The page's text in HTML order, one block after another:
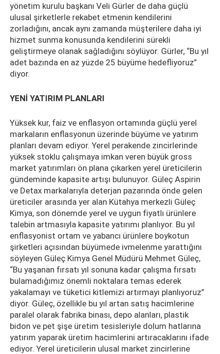
yönetim kurulu başkanı Veli Gürler de daha güçlü
ulusal şirketlerle rekabet etmenin kendilerini
zorladığını, ancak aynı zamanda müşterilere daha iyi
hizmet sunma konusunda kendilerini sürekli
geliştirmeye olanak sağladığını söylüyor. Gürler, “Bu yıl
adet bazında en az yüzde 25 büyüme hedefliyoruz”
diyor.
YENİ YATIRIM PLANLARI
Yüksek kur, faiz ve enflasyon ortamında güçlü yerel
markaların enflasyonun üzerinde büyüme ve yatırım
planları devam ediyor. Yerel perakende zincirlerinde
yüksek stoklu çalışmaya imkan veren büyük gross
market yatırımları ön plana çıkarken yerel üreticilerin
gündeminde kapasite artışı bulunuyor. Güleç Aspirin
ve Detax markalarıyla deterjan pazarında önde gelen
üreticiler arasında yer alan Kütahya merkezli Güleç
Kimya, son dönemde yerel ve uygun fiyatlı ürünlere
talebin artmasıyla kapasite yatırımı planlıyor. Bu yıl
enflasyonist ortam ve yabancı ürünlere boykotun
şirketleri açısından büyümede ivmelenme yarattığını
söyleyen Güleç Kimya Genel Müdürü Mehmet Güleç,
“Bu yaşanan fırsatı yıl sonuna kadar çalışma fırsatı
bulamadığımız önemli noktalara temas ederek
yakalamayı ve tüketici kitlemizi artırmayı planlıyoruz”
diyor. Güleç, özellikle bu yıl artan satış hacimlerine
paralel olarak fabrika binası, depo alanları, plastik
bidon ve pet şişe üretim tesisleriyle dolum hatlarına
yatırım yaparak üretim hacimlerini artıracaklarını ifade
ediyor. Yerel üreticilerin ulusal market zincirlerine